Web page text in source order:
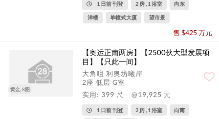
1 日前 刊登 2 房 , 1 浴室 向东
洋楼 单幢式大厦 望市景
售 $425 万元
黄金, 8图
【奥运正南两房】【2500伙大型发展项
目】【只此一间】
大角咀 利奥坊曦岸
2座 低层 G室
实用: 399 尺
@19,925 元
1 日前 刊登 2 房 , 1 浴室 向南